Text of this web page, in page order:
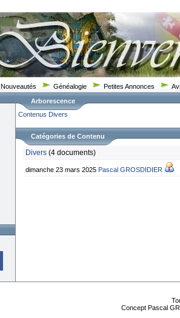
Nouveautés Généalogie Petites Annonces
Arborescence
Contenus Divers
Catégories de Contenu
Divers(4 documents)
dimanche 23 mars 2025 Pascal GROSDIDIER
Concept Pascal